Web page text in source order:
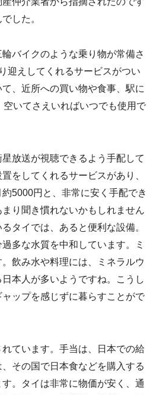
した。
バイクのような乗り物が常備さ
迎えしてくれるサービスがつい
、近所への買い物や食事、駅に
いてさえいればいつでも使用で
放送が視聴できるよう手配して
をしてくれるサービスがあり、
5000円と、非常に安く手配でき
り聞き慣れないかもしれません
タイでは、あると便利な設備。
多な水質を中和しています。ミ
飲み水や料理には、ミネラルウ
本人が多いようですね。こうし
ップを感じずに暮らすことがで
ています。手当は、日本での給
その国で日本食などを購入する
。タイは非常に物価が安く、通